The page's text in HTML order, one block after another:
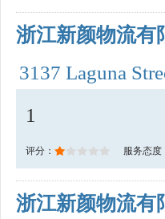
浙江新颜物流有
3137 Laguna
1
评分： 服务态度
浙江新颜物流有